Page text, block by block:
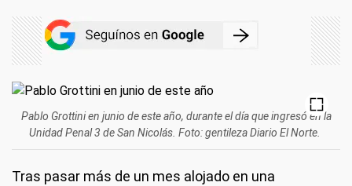
Pablo Grottini en junio de este año, durante el día que ingresó en la
Unidad Penal 3 de San Nicolás. Foto: gentileza Diario El Norte.
Tras pasar más de un mes alojado en una